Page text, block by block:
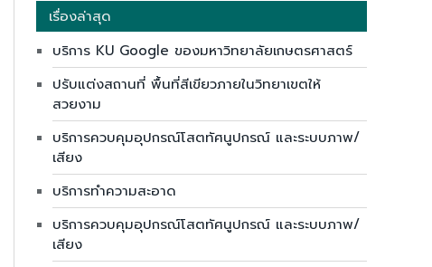
เรื่องล่าสุด
บริการ KU Google ของมหาวิทยาลัยเกษตรศาสตร์
ปรับแต่งสถานที่ พื้นที่สีเขียวภายในวิทยาเขตให้
สวยงาม
บริการควบคุมอุปกรณ์โสตทัศนูปกรณ์ และระบบภาพ/
เสียง
บริการทำความสะอาด
บริการควบคุมอุปกรณ์โสตทัศนูปกรณ์ และระบบภาพ/
เสียง